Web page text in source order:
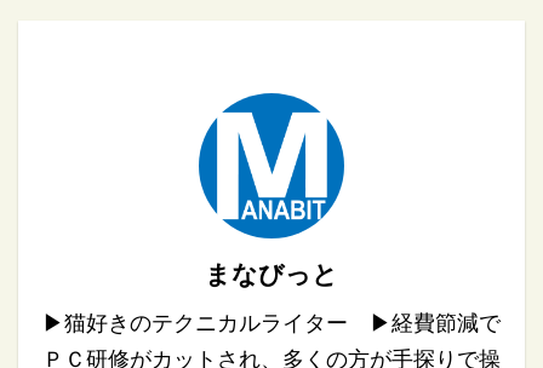
まなびっと
▶︎猫好きのテクニカルライター ▶︎経費節減で
ＰＣ研修がカットされ、多くの方が手探りで操